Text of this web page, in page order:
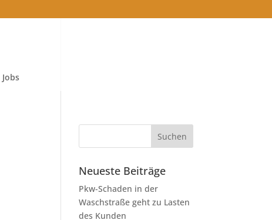
Jobs
Neueste Beiträge
Pkw-Schaden in der
Waschstraße geht zu Lasten
des Kunden